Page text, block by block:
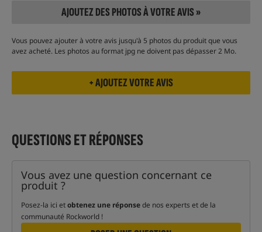
AJOUTEZ DES PHOTOS À VOTRE AVIS »
Vous pouvez ajouter à votre avis jusqu'à 5 photos du produit que vous
avez acheté. Les photos au format jpg ne doivent pas dépasser 2 Mo.
QUESTIONS ET RÉPONSES
Vous avez une question concernant ce
produit ?
Posez-la ici etobtenez une réponsede nos experts et de la
communauté Rockworld !